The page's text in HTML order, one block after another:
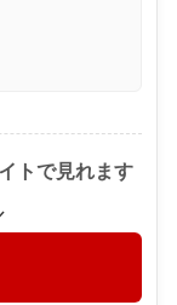
トで見れます